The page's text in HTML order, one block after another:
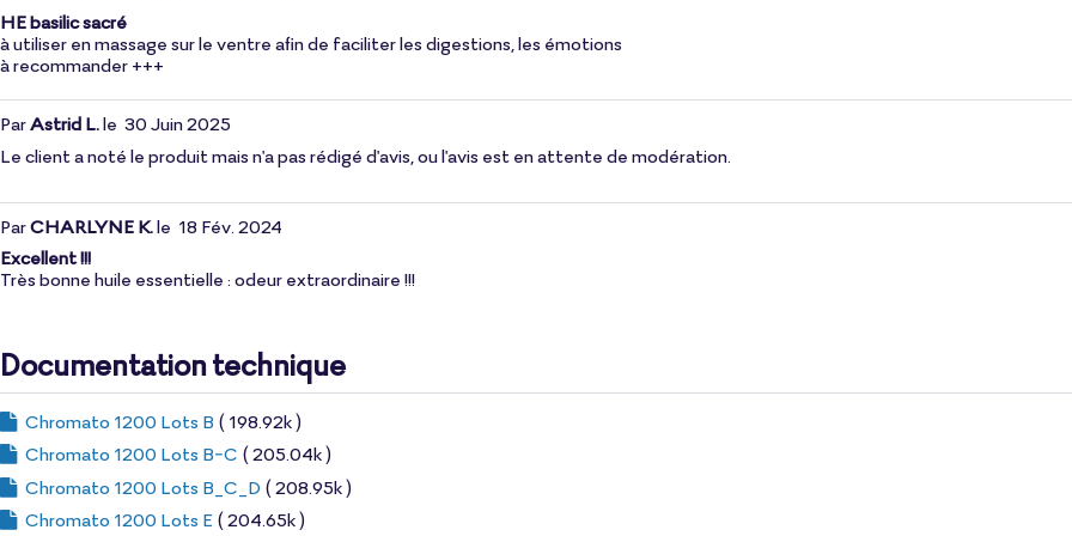
HE basilic sacré
à utiliser en massage sur le ventre afin de faciliter les digestions, les émotions
à recommander +++
ParAstrid L.le 30 Juin 2025
Le client a noté le produit mais n'a pas rédigé d'avis, ou l'avis est en attente de modération.
ParCHARLYNE K.le 18 Fév. 2024
Excellent !!!
Très bonne huile essentielle : odeur extraordinaire !!!
Documentation technique
Chromato 1200 Lots B ( 198.92k )
Chromato 1200 Lots B-C ( 205.04k )
Chromato 1200 Lots B_C_D ( 208.95k )
Chromato 1200 Lots E ( 204.65k )